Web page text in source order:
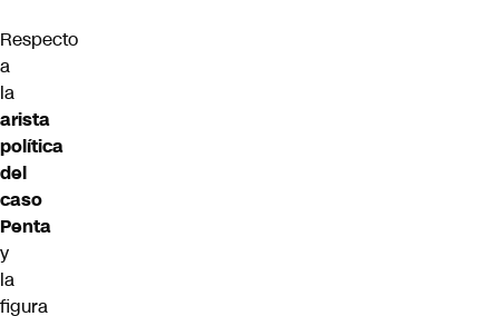
Respecto
a
la
arista
política
del
caso
Penta
y
la
figura